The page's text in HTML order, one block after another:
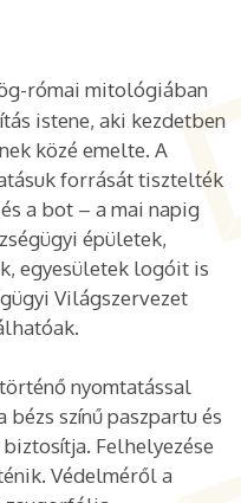
római mitológiában
istene, aki kezdetben
közé emelte. A
forrását tisztelték
a bot – a mai napig
épületek,
egyesületek logóit is
Világszervezet
nyomtatással
bézs színű paszpartu és
Felhelyezése
Védelméről a